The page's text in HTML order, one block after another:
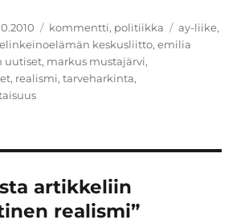
Kategoriat
kommentti, politiikka Avainsanat
ay-liike,
elinkeinoelämän keskusliitto,emilia
uutiset, markus mustajärvi,
, realismi,tarveharkinta,
artikkeliin
realismi”